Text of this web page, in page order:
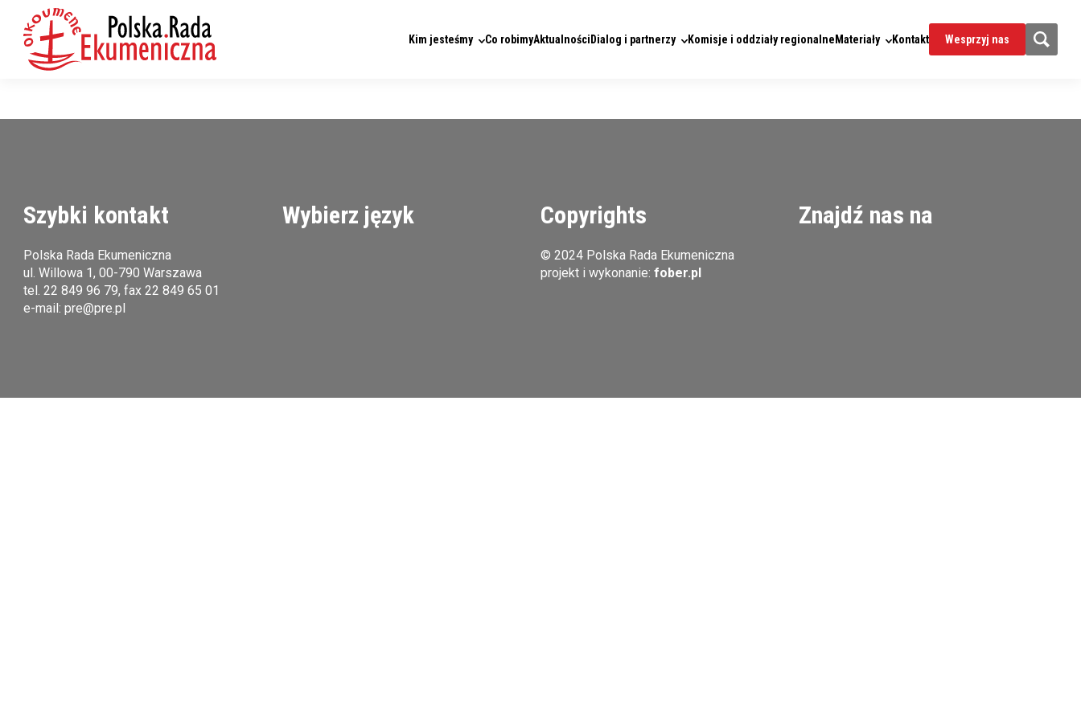
Kim jesteśmy Co robimyAktualnościDialog i partnerzy Komisje i oddziały regionalneMateriały Kontakt Wesprzyj nas
Szybki kontakt
Polska Rada Ekumeniczna
ul. Willowa 1, 00-790 Warszawa
tel.22 849 96 79, fax 22 849 65 01
e-mail:pre@pre.pl
Wybierz język Copyrights
© 2024 Polska Rada Ekumeniczna
projekt i wykonanie: fober.pl
Znajdź nas na